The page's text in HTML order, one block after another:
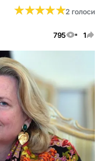
795 1
★★★★★
★★★★★2 голоси